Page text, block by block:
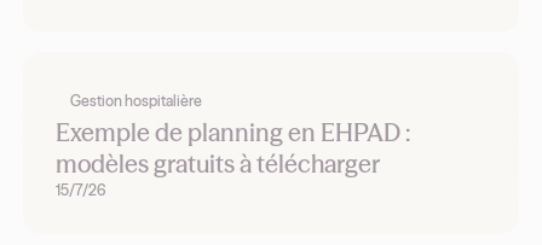
Gestion hospitalière
Exemple de planning en EHPAD :
modèles gratuits à télécharger
15/7/26